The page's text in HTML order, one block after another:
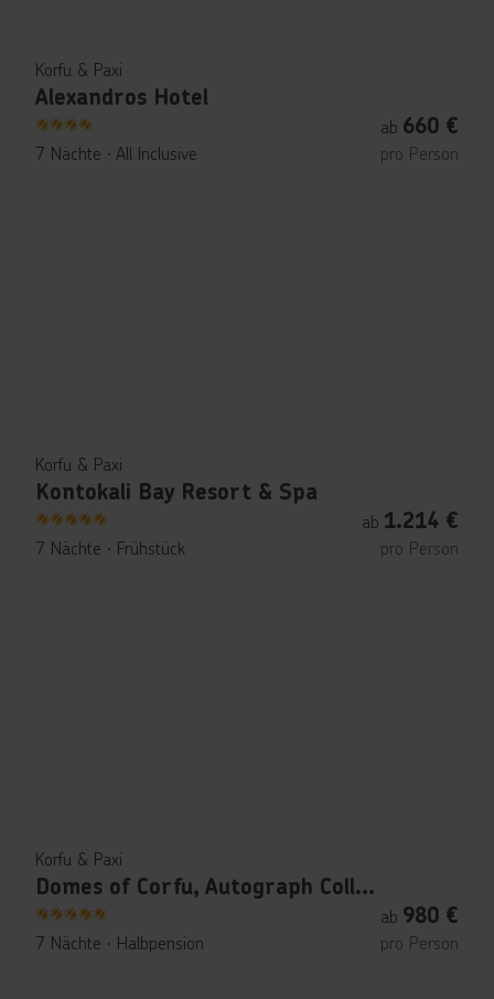
Korfu & Paxi
Alexandros Hotel
4
7 Nächte ∙ All Inclusive
ab 660 €
pro Person
Korfu & Paxi
Kontokali Bay Resort & Spa
5
7 Nächte ∙ Frühstück
ab 1.214 €
pro Person
Korfu & Paxi
Domes of Corfu, Autograph Collection
5
7 Nächte ∙ Halbpension
ab 980 €
pro Person